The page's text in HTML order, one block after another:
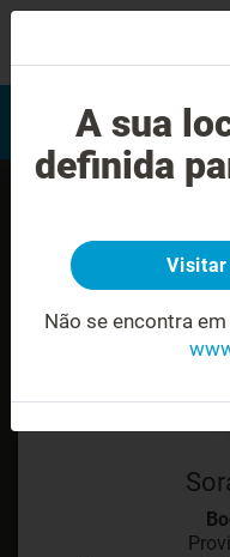
Avaliação do sorriso
A sua
definida
Não se encontra